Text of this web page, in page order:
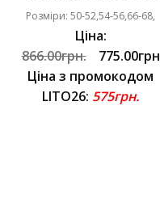
Розміри: 50-52,54-56,66-68,
Ціна:
866.00грн.
775.00грн
Ціна з промокодом
LITO26: 575грн.